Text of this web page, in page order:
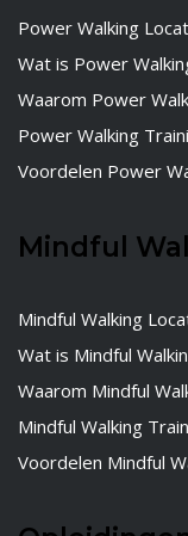
Power Walking
Wat is Power
Waarom Power
Power Walking
Voordelen Power
Mindful
Mindful Walking
Wat is Mindful
Waarom Mindful
Mindful Walking
Voordelen Mindful